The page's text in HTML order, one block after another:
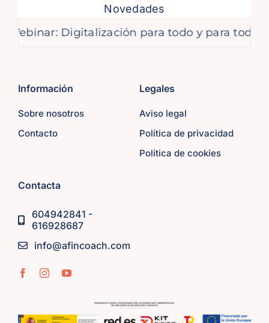
Novedades
Digitalización para todo y para tod@s
Información
Sobre nosotros
Contacto
Legales
Aviso legal
Política de privacidad
Política de cookies
Contacta
604942841 -
616928687
info@afincoach.com